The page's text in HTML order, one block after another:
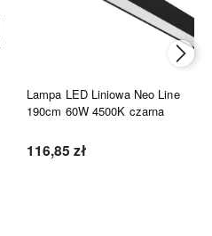
Lampa LED Liniowa Neo Line
190cm 60W 4500K czarna
116,85 zł